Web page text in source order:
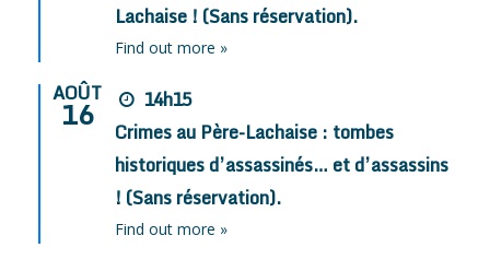
Lachaise ! (Sans réservation).
Find out more »
AOÛT
16
14h15
Crimes au Père-Lachaise : tombes
historiques d’assassinés… et d’assassins
! (Sans réservation).
Find out more »